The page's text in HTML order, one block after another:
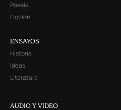
Poesía
Ficción
ENSAYOS
Historia
Ideas
Literatura
AUDIO Y VIDEO